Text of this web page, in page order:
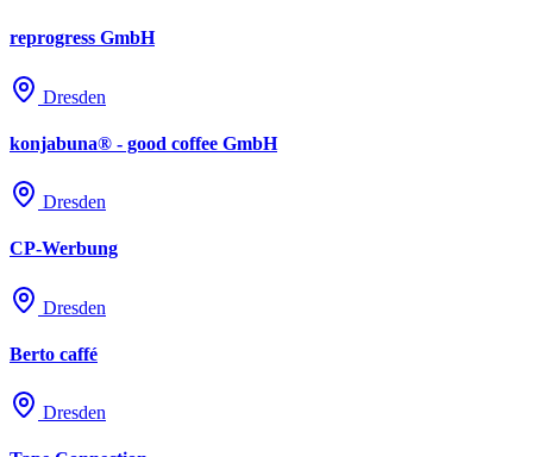
reprogress GmbH
Dresden
konjabuna® - good coffee GmbH
Dresden
CP-Werbung
Dresden
Berto caffé
Dresden